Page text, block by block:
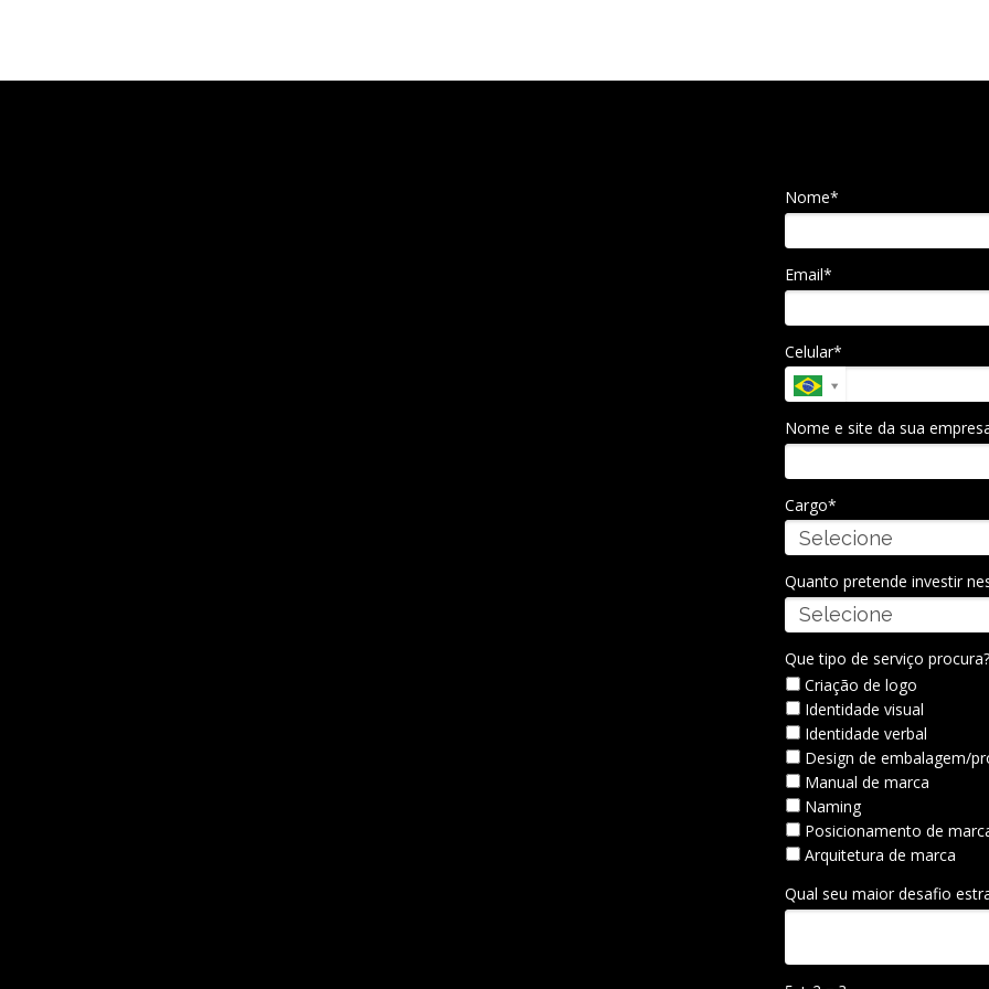
Nome*
Email*
Celular*
Nome e site da sua
Cargo*
Quanto pretende investir
Que tipo de serviço
Criação de logo
Identidade visual
Identidade verbal
Design de embalagem/
Manual de marca
Naming
Posicionamento de
Arquitetura de marca
Qual seu maior desafio